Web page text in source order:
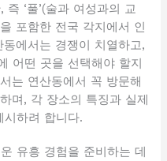
‘풀’(술과 여성과의 교
포함한 전국 각지에서 인
에서는 경쟁이 치열하고,
어떤 곳을 선택해야 할지
는 연산동에서 꼭 방문해
며, 각 장소의 특징과 실제
하려 합니다.
유흥 경험을 준비하는 데